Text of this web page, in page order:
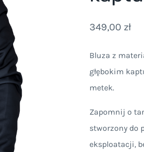
349,00 zł
Bluza z
głębokim
metek.
Zapomnij o
stworzony do
eksploatacji,